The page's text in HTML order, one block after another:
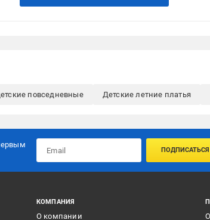
повседневные Детские летние платья
ПОДПИСАТЬСЯ
КОМПАНИЯ
О компании